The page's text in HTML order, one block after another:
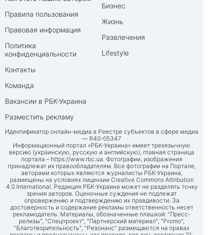
Правила пользования
Правовая информация
Политика
конфиденциальности
Контакты
Команда
Вакансии в РБК-Украина
Разместить рекламу
Бизнес
Жизнь
Развлечения
Lifestyle
Идентификатор онлайн-медиа в Реестре субъектов в сфере медиа
— R40-05347
Информационный портал «РБК-Украина» имеет трехязычную
версию (украинскую, русскую и английскую), главная страница
портала – https://www.rbc.ua. Фотографии, изображения
принадлежат их правообладателям. Все фотографии на Портале,
авторами которых являются журналисты РБК-Украина,
размещены на условиях лицензии Creative Commons Attribution
4.0 International. Редакция РБК-Украина может не разделять точку
зрения авторов. Оценочные суждения не подлежат
опровержению и подтверждению их правдивости. За
достоверность и содержание рекламы ответственность несет
рекламодатель. Материалы, обозначенные плашкой: "Пресс-
релизы", "Спецпроект", "Партнерский материал", "Promo",
"Благотворительность", "Резонанс" размещаются на правах